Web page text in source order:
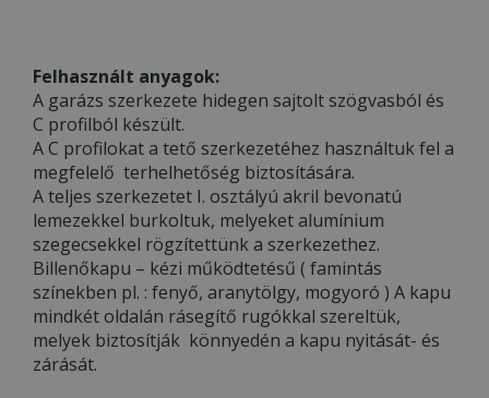
Felhasznált anyagok:
A garázs szerkezete hidegen sajtolt szögvasból és
C profilból készült.
A C profilokat a tető szerkezetéhez használtuk fel a
megfelelő terhelhetőség biztosítására.
A teljes szerkezetet I. osztályú akril bevonatú
lemezekkel burkoltuk, melyeket alumínium
szegecsekkel rögzítettünk a szerkezethez.
Billenőkapu – kézi működtetésű ( famintás
színekben pl. : fenyő, aranytölgy, mogyoró ) A kapu
mindkét oldalán rásegítő rugókkal szereltük,
melyek biztosítják könnyedén a kapu nyitását- és
zárását.